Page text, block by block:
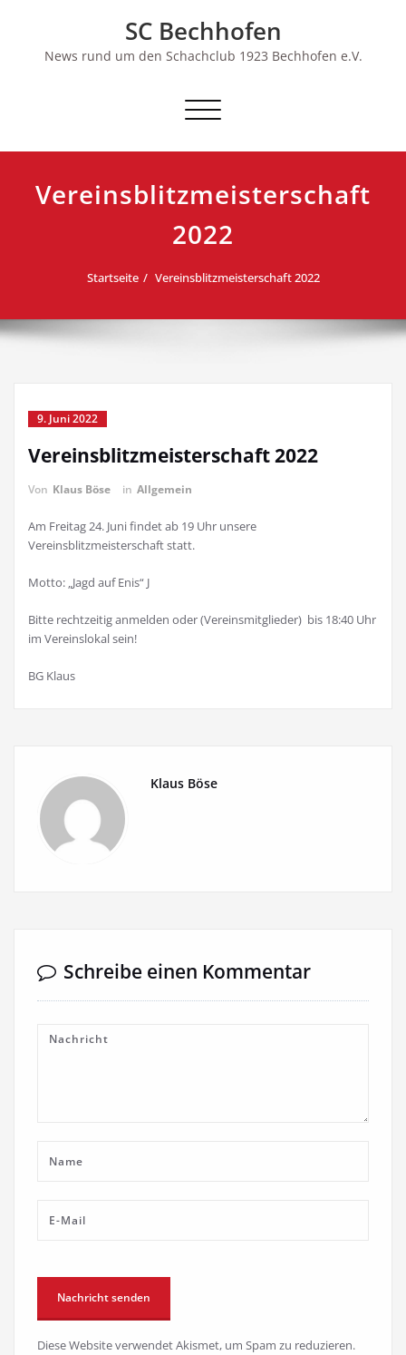
SC Bechhofen
News rund um den Schachclub 1923 Bechhofen e.V.
Schalte
Vereinsblitzmeisterschaft
2022
Startseite Vereinsblitzmeisterschaft 2022
9. Juni 2022
Vereinsblitzmeisterschaft 2022
Von Klaus Böse in Allgemein
Am Freitag 24. Juni findet ab 19 Uhr unsere
Vereinsblitzmeisterschaft statt.
Motto: „Jagd auf Enis“ J
Bitte rechtzeitig anmelden oder (Vereinsmitglieder) bis 18:40 Uhr
im Vereinslokal sein!
BG Klaus
Klaus Böse
Schreibe einen Kommentar
Diese Website verwendet Akismet, um Spam zu reduzieren.